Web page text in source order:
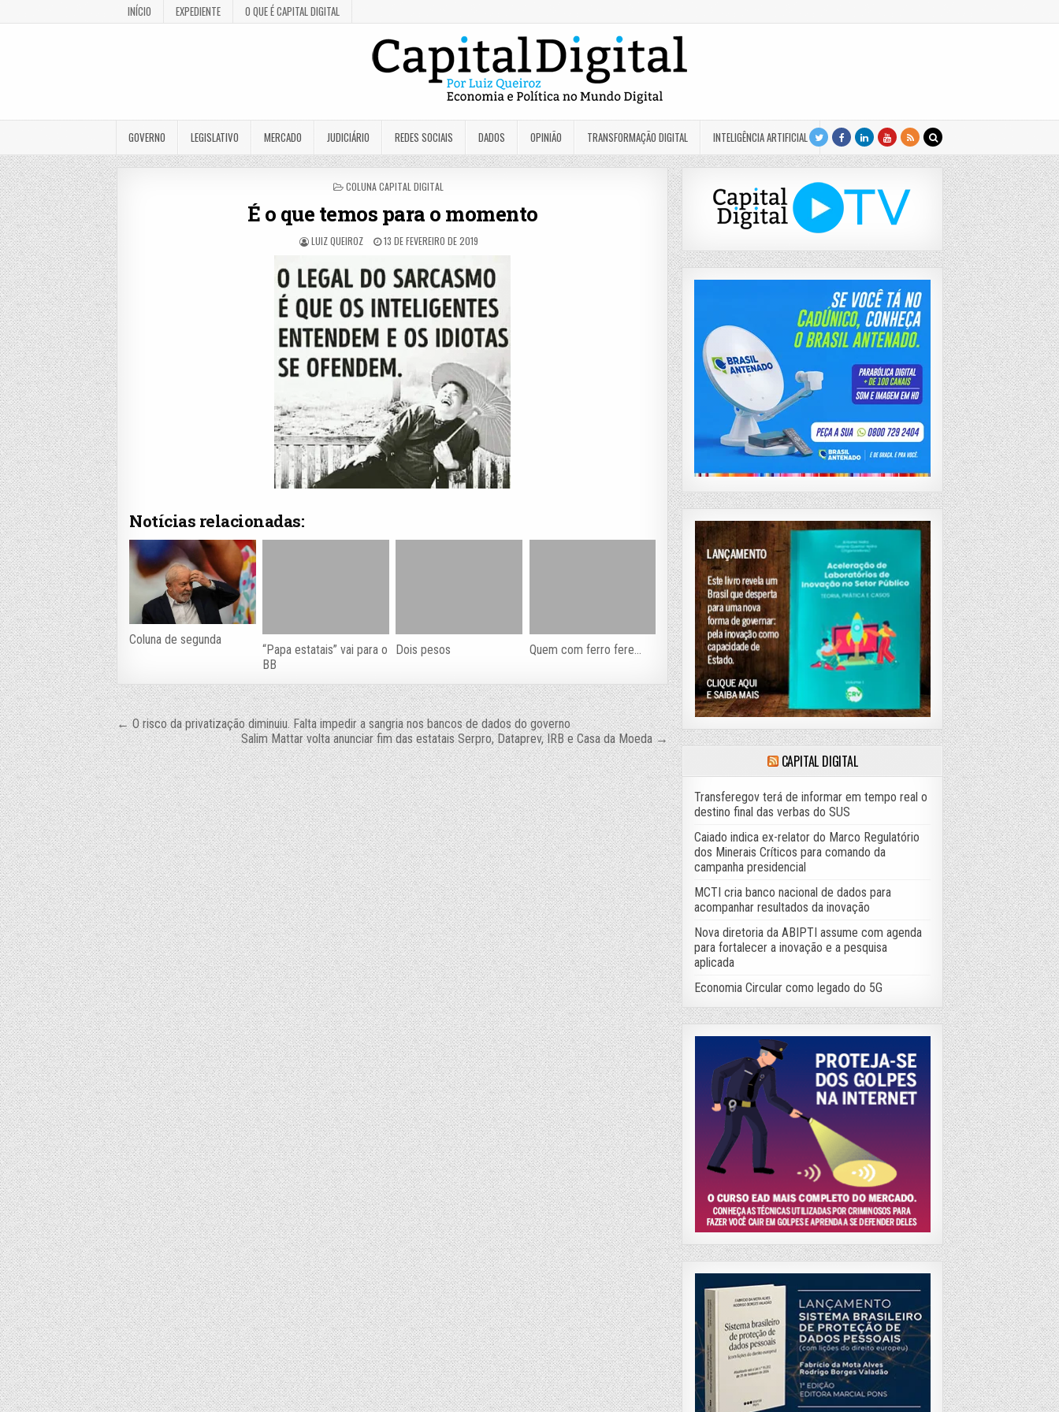
INÍCIO EXPEDIENTE O QUE É CAPITAL DIGITAL
GOVERNO LEGISLATIVO MERCADO JUDICIÁRIO REDES SOCIAIS DADOS OPINIÃO TRANSFORMAÇÃO DIGITAL INTELIGÊNCIA ARTIFICIAL
POSTED
COLUNA CAPITAL DIGITAL
É o que temos para o momento
LUIZ QUEIROZ 13 DE FEVEREIRO DE 2019
Notícias relacionadas:
Coluna de segunda
“Papa estatais” vai para o
BB
Dois pesos Quem com ferro fere…
Navegação
de
Post
← O risco da privatização diminuiu. Falta impedir a sangria nos bancos de dados do governo
Salim Mattar volta anunciar fim das estatais Serpro, Dataprev, IRB e Casa da Moeda →
CAPITAL DIGITAL
Transferegov terá de informar em tempo real o
destino final das verbas do SUS
Caiado indica ex-relator do Marco Regulatório
dos Minerais Críticos para comando da
campanha presidencial
MCTI cria banco nacional de dados para
acompanhar resultados da inovação
Nova diretoria da ABIPTI assume com agenda
para fortalecer a inovação e a pesquisa
aplicada
Economia Circular como legado do 5G